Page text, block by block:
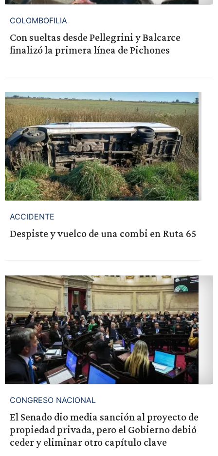
COLOMBOFILIA
Con sueltas desde Pellegrini y Balcarce
finalizó la primera línea de Pichones
ACCIDENTE
Despiste y vuelco de una combi en Ruta 65
CONGRESO NACIONAL
El Senado dio media sanción al proyecto de
propiedad privada, pero el Gobierno debió
ceder y eliminar otro capítulo clave